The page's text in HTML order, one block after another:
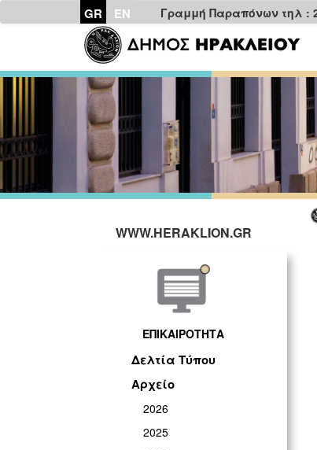
GR EN Γραμμή Παραπόνων τηλ :
WWW.HERAKLION.GR
ΕΠΙΚΑΙΡΟΤΗΤΑ
Δελτία Τύπου
Αρχείο
2026
2025